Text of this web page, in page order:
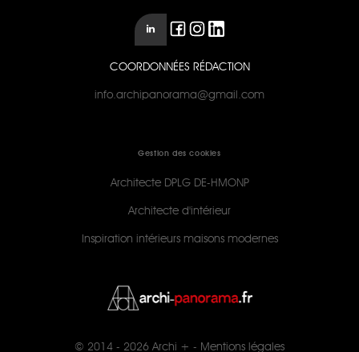
COORDONNÉES RÉDACTION
info.archipanorama@gmail.com
Gestion des cookies
Architecte DPLG DE-HMONP
Architecte d'intérieur
Inspiration intérieurs maisons modernes
© 2014 - 2026 Archi + - Mentions légales